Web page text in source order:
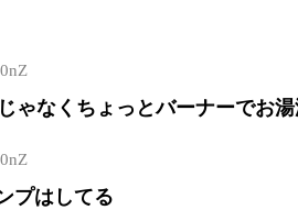
ゃなくちょっとバーナーでお
プはしてる